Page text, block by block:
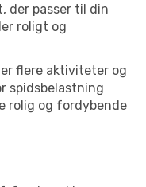
der passer til din
roligt og
flere aktiviteter og
spidsbelastning
rolig og fordybende